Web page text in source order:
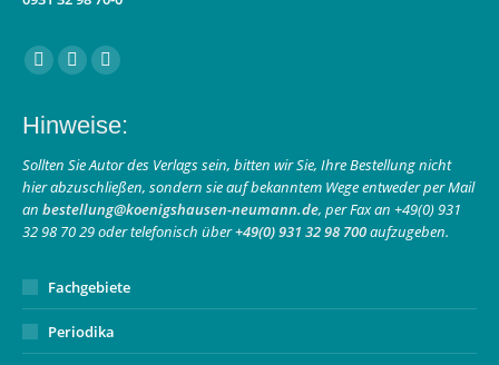
Finden Sie uns auf:
Facebook
opens
in
new
window
Instagram
opens
in
new
window
E-
page
opens
in
new
window
Hinweise:
Sollten Sie Autor des Verlags sein, bitten wir Sie, Ihre Bestellung nicht
hier abzuschließen, sondern sie auf bekanntem Wege entweder per Mail
an bestellung@koenigshausen-neumann.de, per Fax an +49(0) 931
32 98 70 29 oder telefonisch über+49(0) 931 32 98 700aufzugeben.
Fachgebiete
Periodika